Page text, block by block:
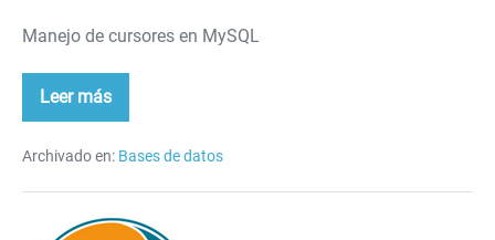
Manejo de cursores en MySQL
Leer más
Cursores
Archivado en: Bases de datos
Transacciones